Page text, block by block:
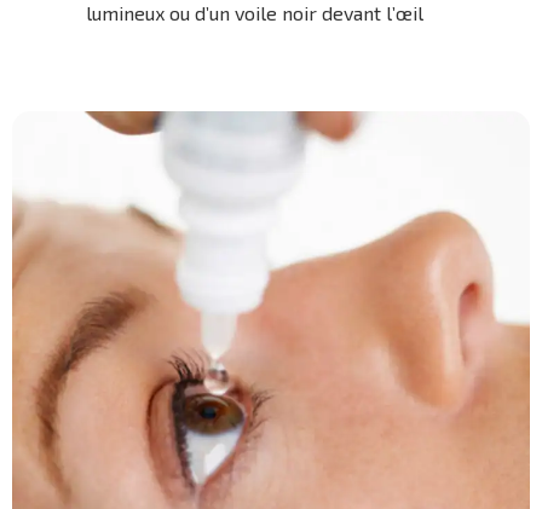
lumineux ou d’un voile noir devant l’œil